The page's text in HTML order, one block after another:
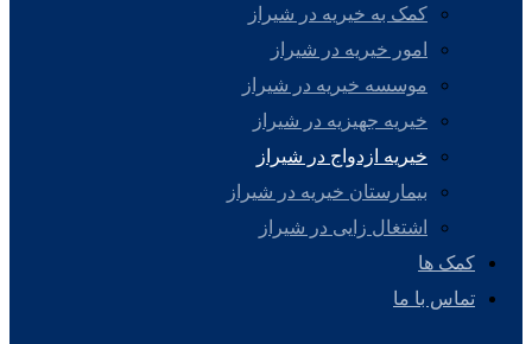
کمک به خیریه در شیراز
امور خیریه در شیراز
موسسه خیریه در شیراز
خیریه جهیزیه در شیراز
خیریه ازدواج در شیراز
بیمارستان خیریه در شیراز
اشتغال زایی در شیراز
کمک ها
تماس با ما